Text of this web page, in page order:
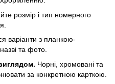
розмір і тип номерного
варіанти з планкою-
та фото.
Чорні, хромовані та
за конкретною карткою.